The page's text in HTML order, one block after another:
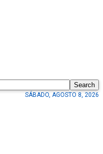
Search
SÁBADO, AGOSTO 8, 2026